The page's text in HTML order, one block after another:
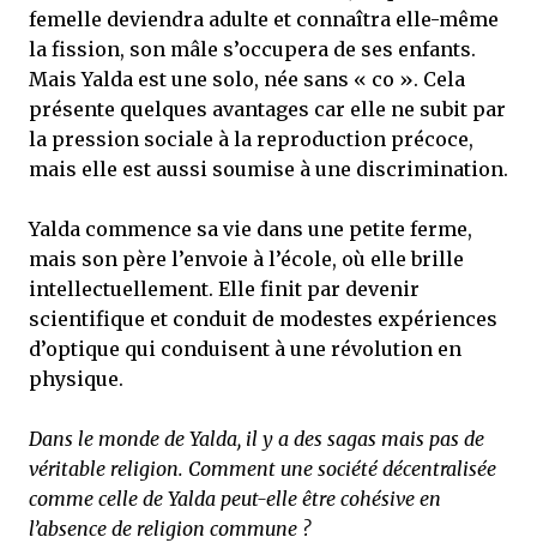
femelle deviendra adulte et connaîtra elle-même
la fission, son mâle s’occupera de ses enfants.
Mais Yalda est une solo, née sans « co ». Cela
présente quelques avantages car elle ne subit par
la pression sociale à la reproduction précoce,
mais elle est aussi soumise à une discrimination.
Yalda commence sa vie dans une petite ferme,
mais son père l’envoie à l’école, où elle brille
intellectuellement. Elle finit par devenir
scientifique et conduit de modestes expériences
d’optique qui conduisent à une révolution en
physique.
Dans le monde de Yalda, il y a des sagas mais pas de
véritable religion. Comment une société décentralisée
comme celle de Yalda peut-elle être cohésive en
l’absence de religion commune ?